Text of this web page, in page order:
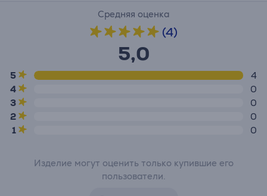
Средняя оценка
(4)
5,0
5
4
4
0
3
0
2
0
1
0
Изделие могут оценить только купившие его
пользователи.